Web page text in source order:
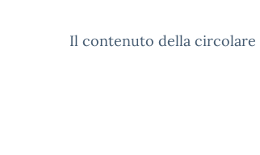
Il contenuto della circolare